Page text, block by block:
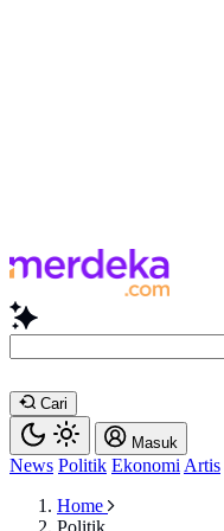
Cari
Masuk
News Politik Ekonomi Artis
Home
Politik